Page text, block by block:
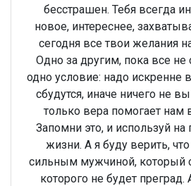
бесстрашен. Тебя всегда
новое, интереснее,
сегодня все твои желания
Одно за другим, пока все не
одно условие: надо искренне
сбудутся, иначе ничего не
только вера помогает нам
Запомни это, и используй
жизни. А я буду верить,
сильным мужчиной, который
которого не будет